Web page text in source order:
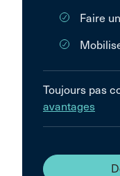
Faire
Toujours pas
avantages